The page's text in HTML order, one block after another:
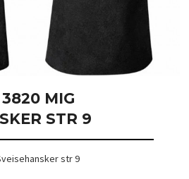
MIG
STR 9
str 9